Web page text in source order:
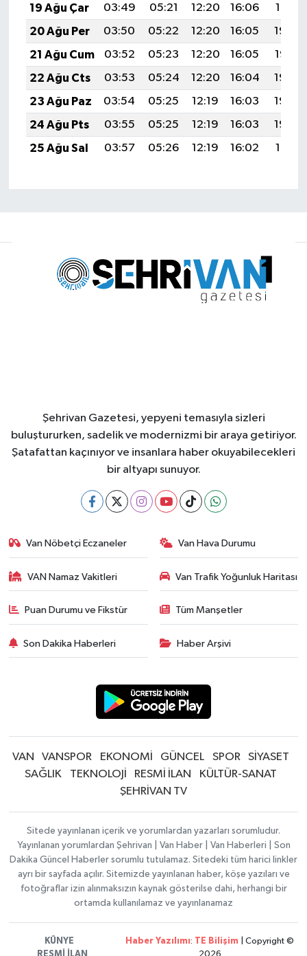
19 Ağu Çar
03:49 05:21 12:20 16:06
19:10
20 Ağu Per
03:50 05:22 12:20 16:05
19:09
21 Ağu Cum
03:52 05:23 12:20 16:05
19:07
22 Ağu Cts
03:53 05:24 12:20 16:04
19:06
23 Ağu Paz
03:54 05:25 12:19 16:03
19:04
24 Ağu Pts
03:55 05:25 12:19 16:03
19:03
25 Ağu Sal
03:57 05:26 12:19 16:02 19:01
Şehrivan Gazetesi, yepyeni temasıyla sizleri
buluştururken, sadelik ve modernizmi bir araya getiriyor.
Şatafattan kaçınıyor ve insanlara haber okuyabilecekleri
bir altyapı sunuyor.
Van Nöbetçi Eczaneler Van Hava Durumu
VAN Namaz Vakitleri Van Trafik Yoğunluk Haritası
Puan Durumu ve Fikstür Tüm Manşetler
Son Dakika Haberleri Haber Arşivi
VAN VANSPOR EKONOMİ GÜNCEL SPOR
SİYASET
SAĞLIK
TEKNOLOJİ RESMİ İLAN
KÜLTÜR-SANAT
ŞEHRİVAN TV
Sitede yayınlanan içerik ve yorumlardan yazarları sorumludur.
Yayınlanan yorumlardan Şehrivan | Van Haber | Van Haberleri | Son
Dakika Güncel Haberler sorumlu tutulamaz. Sitedeki tüm harici linkler
ayrı bir sayfada açılır. Sitemizde yayınlanan haber, köşe yazıları ve
fotoğraflar izin alınmaksızın kaynak gösterilse dahi, herhangi bir
ortamda kullanılamaz ve yayınlanamaz
KÜNYE
Haber Yazılımı: TE Bilişim | Copyright ©